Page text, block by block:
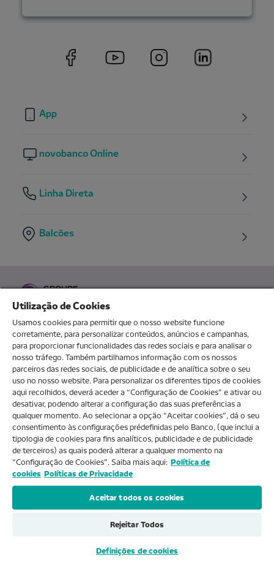
Info Login
App
novobanco Online
Linha Direta
Balcões
O MEU NOVOBANCO
Sobre nós
Ajuda e FAQs
Produtos e Serviços
Utilização de Cookies
Usamos cookies para permitir que o nosso website funcione
corretamente, para personalizar conteúdos, anúncios e campanhas,
para proporcionar funcionalidades das redes sociais e para analisar o
nosso tráfego. Também partilhamos informação com os nossos
parceiros das redes sociais, de publicidade e de analítica sobre o seu
uso no nosso website. Para personalizar os diferentes tipos de cookies
aqui recolhidos, deverá aceder a “Configuração de Cookies” e ativar ou
desativar, podendo alterar a configuração das suas preferências a
qualquer momento. Ao selecionar a opção “Aceitar cookies”, dá o seu
consentimento às configurações prédefinidas pelo Banco, (que inclui a
tipologia de cookies para fins analíticos, publicidade e de publicidade
de terceiros) as quais poderá alterar a qualquer momento na
“Configuração de Cookies”. Saiba mais aqui: Política de
cookies Políticas de Privacidade
Aceitar todos os cookies
Rejeitar Todos
Definições de cookies